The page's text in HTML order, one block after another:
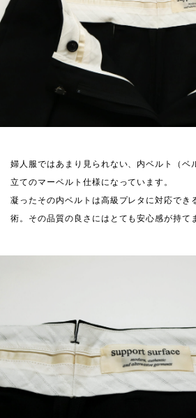
婦人服ではあまり見られない、内ベルト（ベ
立てのマーベルト仕様になっています。
凝ったその内ベルトは高級プレタに対応でき
術。その品質の良さにはとても安心感が持て